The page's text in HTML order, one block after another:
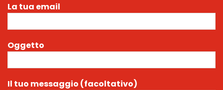
La tua email
Oggetto
Il tuo messaggio (facoltativo)